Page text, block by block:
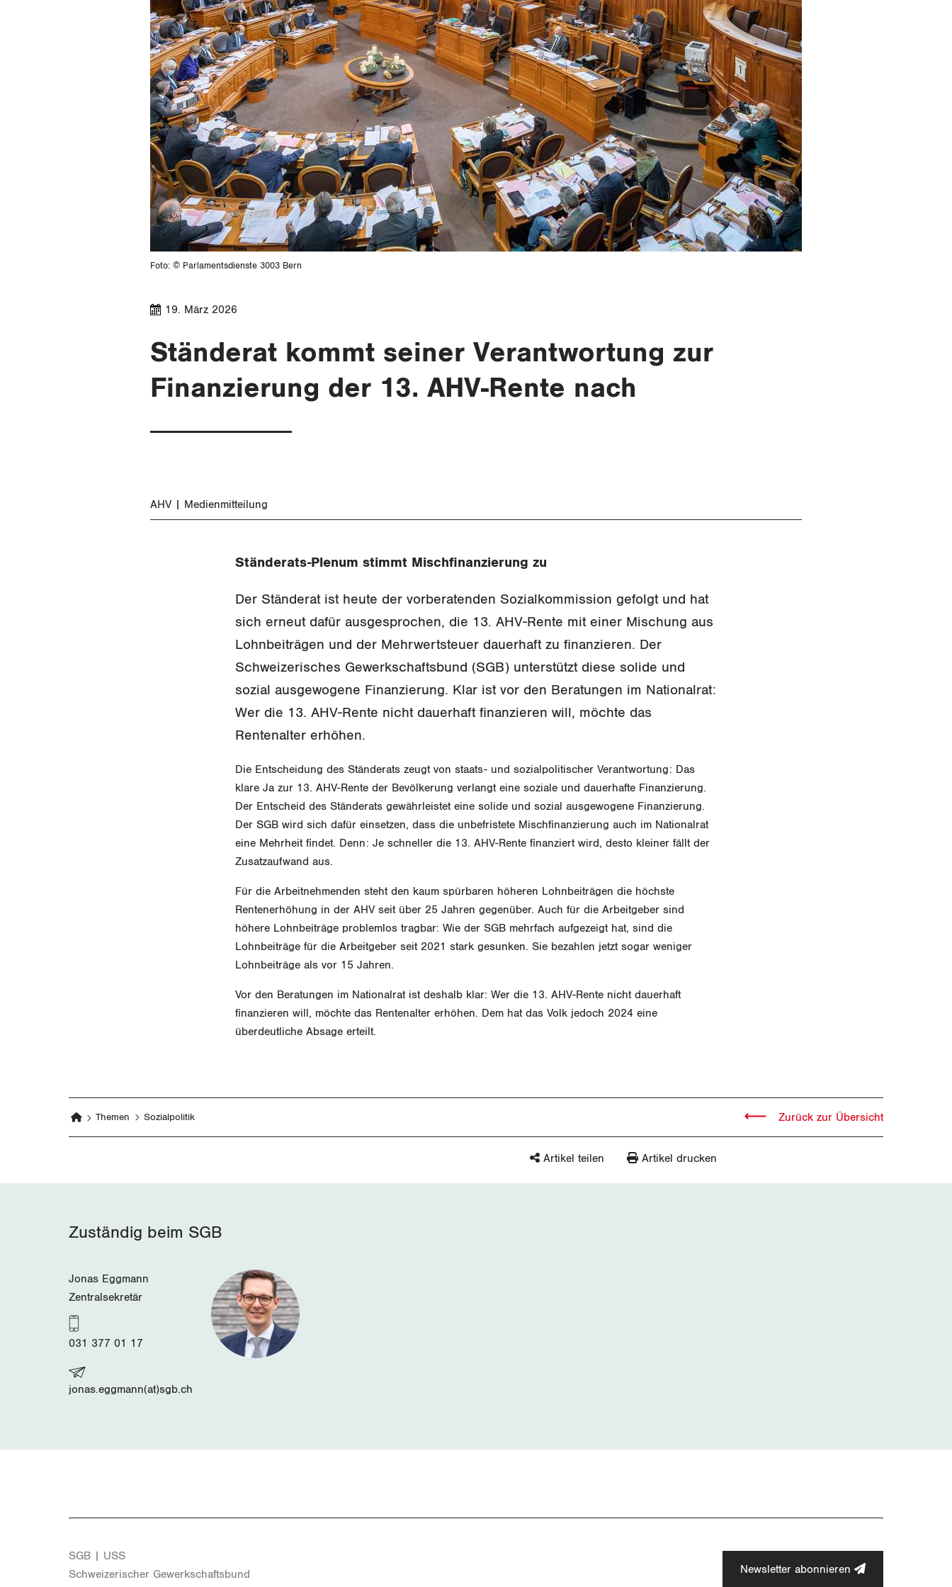
Foto: © Parlamentsdienste 3003 Bern
19. März 2026
Ständerat kommt seiner Verantwortung zur
Finanzierung der 13. AHV-Rente nach
AHV Medienmitteilung
Ständerats-Plenum stimmt Mischfinanzierung zu
Der Ständerat ist heute der vorberatenden Sozialkommission gefolgt und hat
sich erneut dafür ausgesprochen, die 13. AHV-Rente mit einer Mischung aus
Lohnbeiträgen und der Mehrwertsteuer dauerhaft zu finanzieren. Der
Schweizerisches Gewerkschaftsbund (SGB) unterstützt diese solide und
sozial ausgewogene Finanzierung. Klar ist vor den Beratungen im Nationalrat:
Wer die 13. AHV-Rente nicht dauerhaft finanzieren will, möchte das
Rentenalter erhöhen.
Die Entscheidung des Ständerats zeugt von staats- und sozialpolitischer Verantwortung: Das
klare Ja zur 13. AHV-Rente der Bevölkerung verlangt eine soziale und dauerhafte Finanzierung.
Der Entscheid des Ständerats gewährleistet eine solide und sozial ausgewogene Finanzierung.
Der SGB wird sich dafür einsetzen, dass die unbefristete Mischfinanzierung auch im Nationalrat
eine Mehrheit findet. Denn: Je schneller die 13. AHV-Rente finanziert wird, desto kleiner fällt der
Zusatzaufwand aus.
Für die Arbeitnehmenden steht den kaum spürbaren höheren Lohnbeiträgen die höchste
Rentenerhöhung in der AHV seit über 25 Jahren gegenüber. Auch für die Arbeitgeber sind
höhere Lohnbeiträge problemlos tragbar: Wie der SGB mehrfach aufgezeigt hat, sind die
Lohnbeiträge für die Arbeitgeber seit 2021 stark gesunken. Sie bezahlen jetzt sogar weniger
Lohnbeiträge als vor 15 Jahren.
Vor den Beratungen im Nationalrat ist deshalb klar: Wer die 13. AHV-Rente nicht dauerhaft
finanzieren will, möchte das Rentenalter erhöhen. Dem hat das Volk jedoch 2024 eine
überdeutliche Absage erteilt.
Themen Sozialpolitik Zurück zur Übersicht
Artikel teilen Artikel drucken
Zuständig beim SGB
Jonas Eggmann
Zentralsekretär
031 377 01 17
jonas.eggmann(at)sgb.ch
SGB | USS
Schwei­ze­ri­scher Ge­werk­schafts­bund
Newsletter abonnieren